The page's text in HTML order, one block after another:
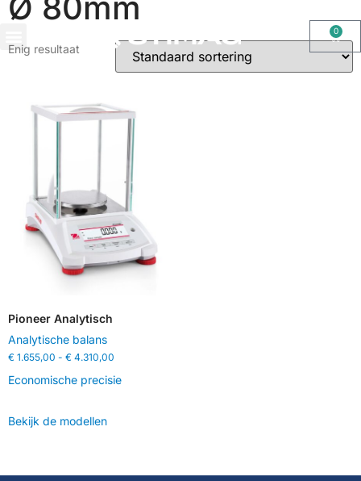
0
Enig resultaat
Pioneer Analytisch
Analytische balans
€ 1.655,00 - € 4.310,00
Economische precisie
Bekijk de modellen